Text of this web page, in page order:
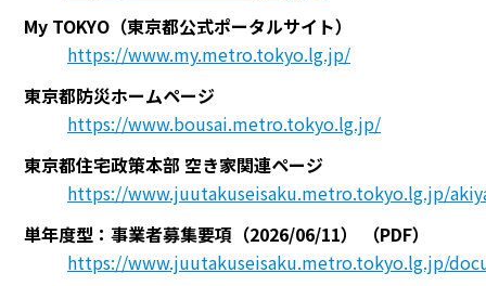
My TOKYO（東京都公式ポータルサイト）
https://www.my.metro.tokyo.lg.jp/
東京都防災ホームページ
https://www.bousai.metro.tokyo.lg.jp/
東京都住宅政策本部 空き家関連ページ
https://www.juutakuseisaku.metro.tokyo.lg.jp/
単年度型：事業者募集要項（2026/06/11）
（PDF）
https://www.juutakuseisaku.metro.tokyo.lg.jp/